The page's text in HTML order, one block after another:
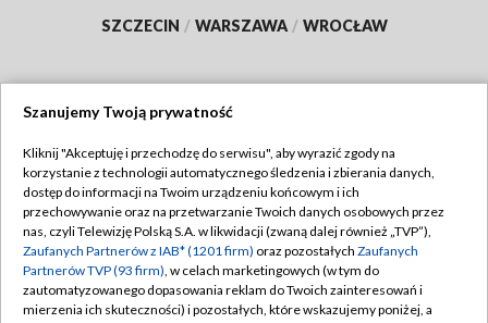
SZCZECIN / WARSZAWA / WROCŁAW
TVP
Abonament TVP
Emisja w TVP
Centrum informacji TVP
Naziemna Telewizja Cyfrowa
Regulamin TVP
Polityka prywatności
Moje zgody
Szanujemy Twoją prywatność
Kliknij "Akceptuję i przechodzę do serwisu", aby wyrazić zgody na
korzystanie z technologii automatycznego śledzenia i zbierania danych,
dostęp do informacji na Twoim urządzeniu końcowym i ich
przechowywanie oraz na przetwarzanie Twoich danych osobowych przez
nas, czyli Telewizję Polską S.A. w likwidacji (zwaną dalej również „TVP”),
Zaufanych Partnerów z IAB* (1201 firm) oraz pozostałych Zaufanych
Partnerów TVP (93 firm), w celach marketingowych (w tym do
zautomatyzowanego dopasowania reklam do Twoich zainteresowań i
mierzenia ich skuteczności) i pozostałych, które wskazujemy poniżej, a